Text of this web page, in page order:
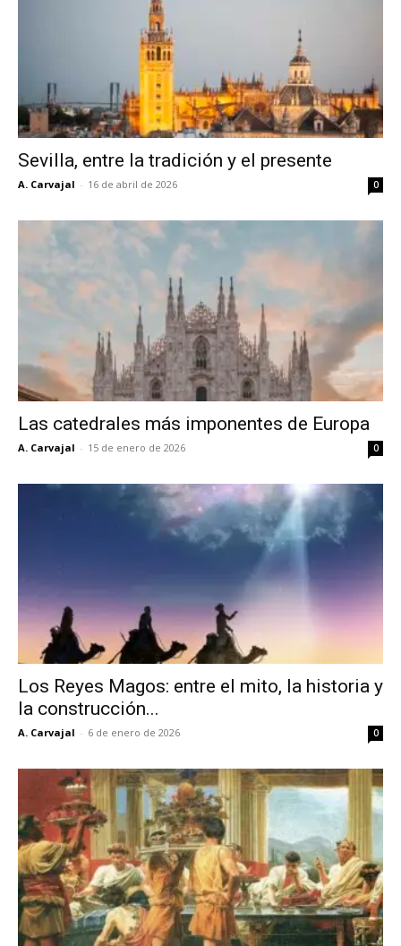
Sevilla, entre la tradición y el presente
A. Carvajal - 16 de abril de 2026 0
Las catedrales más imponentes de Europa
A. Carvajal - 15 de enero de 2026 0
Los Reyes Magos: entre el mito, la historia y
la construcción...
A. Carvajal - 6 de enero de 2026 0